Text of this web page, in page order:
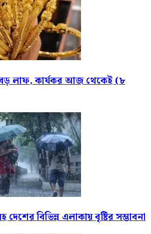
বড় লাফ, কার্যকর আজ থেকেই (৮
দেশের বিভিন্ন এলাকায় বৃষ্টির সম্ভাবনা